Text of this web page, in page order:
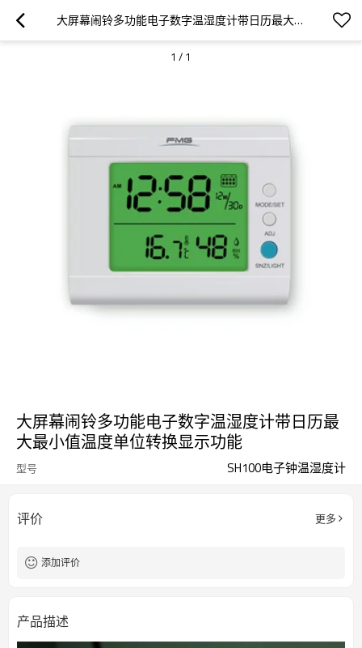
大屏幕闹铃多功能电子数字温湿度计带日历最大最小值温度单位转换显示功能
1 / 1
大屏幕闹铃多功能电子数字温湿度计带日历最
大最小值温度单位转换显示功能
型号 SH100电子钟温湿度计
评价 更多
添加评价
产品描述